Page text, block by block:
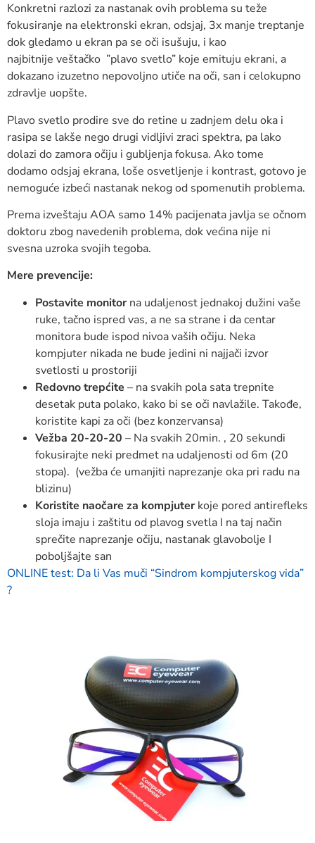
Konkretni razlozi za nastanak ovih problema su teže
fokusiranje na elektronski ekran, odsjaj, 3x manje treptanje
dok gledamo u ekran pa se oči isušuju, i kao
najbitnije veštačko ”plavo svetlo” koje emituju ekrani, a
dokazano izuzetno nepovoljno utiče na oči, san i celokupno
zdravlje uopšte.
Plavo svetlo prodire sve do retine u zadnjem delu oka i
rasipa se lakše nego drugi vidljivi zraci spektra, pa lako
dolazi do zamora očiju i gubljenja fokusa. Ako tome
dodamo odsjaj ekrana, loše osvetljenje i kontrast, gotovo je
nemoguće izbeći nastanak nekog od spomenutih problema.
Prema izveštaju AOA samo 14% pacijenata javlja se očnom
doktoru zbog navedenih problema, dok većina nije ni
svesna uzroka svojih tegoba.
Mere prevencije:
Postavite monitor na udaljenost jednakoj dužini vaše
ruke, tačno ispred vas, a ne sa strane i da centar
monitora bude ispod nivoa vaših očiju. Neka
kompjuter nikada ne bude jedini ni najjači izvor
svetlosti u prostoriji
Redovno trepćite – na svakih pola sata trepnite
desetak puta polako, kako bi se oči navlažile. Takođe,
koristite kapi za oči (bez konzervansa)
Vežba 20-20-20 – Na svakih 20min. , 20 sekundi
fokusirajte neki predmet na udaljenosti od 6m (20
stopa). (vežba će umanjiti naprezanje oka pri radu na
blizinu)
Koristite naočare za kompjuter koje pored antirefleks
sloja imaju i zaštitu od plavog svetla I na taj način
sprečite naprezanje očiju, nastanak glavobolje I
poboljšajte san
ONLINE test: Da li Vas muči “Sindrom kompjuterskog vida”
?